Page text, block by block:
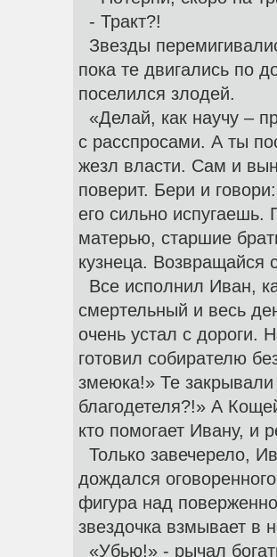
- Тракт?!
Звезды
пока те двигались по
поселился злодей.
«Делай, как научу –
с расспросами. А ты
жезл власти. Сам и
поверит. Бери и
его сильно
матерью, старшие
кузнеца. Возвращайся
Все исполнил Иван,
смертельный и весь
очень устал с дороги.
готовил собирателю
змеюка!» Те
благодетеля?!» А
кто помогает Ивану, и
Только завечерело,
дождался
фигура над
звездочка взмывает в
«Убью!» - рычал